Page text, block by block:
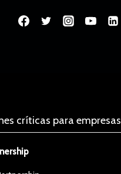
críticas para empresas